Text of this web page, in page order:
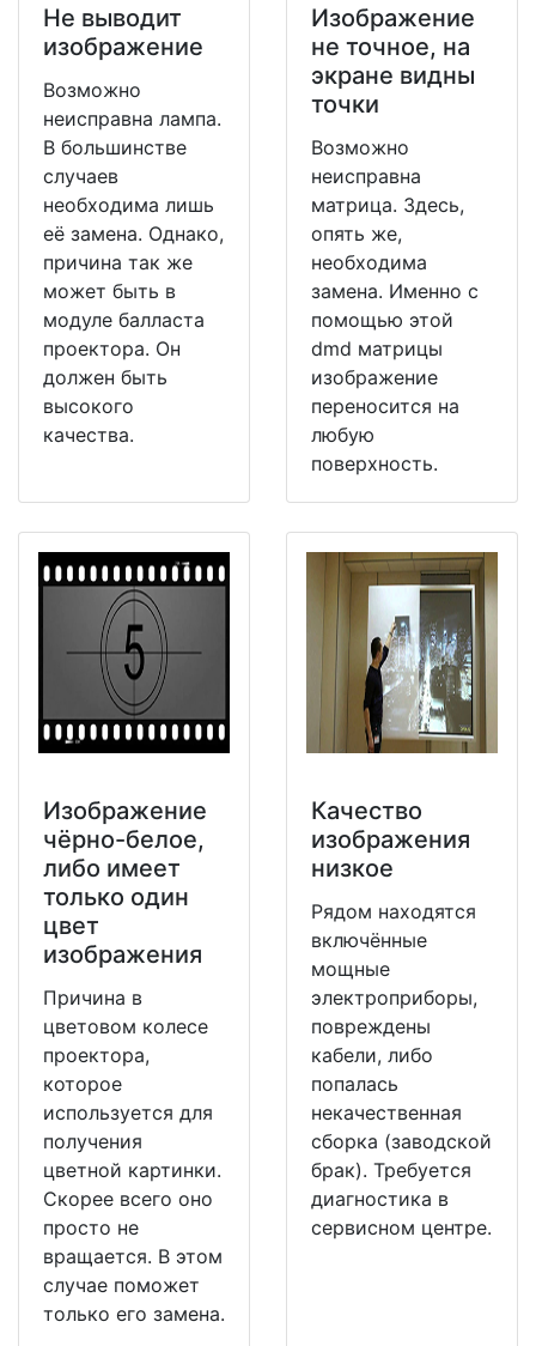
Не выводит
изображение
Возможно
неисправна лампа.
В большинстве
случаев
необходима лишь
её замена. Однако,
причина так же
может быть в
модуле балласта
проектора. Он
должен быть
высокого
качества.
Изображение
не точное, на
экране видны
точки
Возможно
неисправна
матрица. Здесь,
опять же,
необходима
замена. Именно с
помощью этой
dmd матрицы
изображение
переносится на
любую
поверхность.
Изображение
чёрно-белое,
либо имеет
только один
цвет
изображения
Причина в
цветовом колесе
проектора,
которое
используется для
получения
цветной картинки.
Скорее всего оно
просто не
вращается. В этом
случае поможет
только его замена.
Качество
изображения
низкое
Рядом находятся
включённые
мощные
электроприборы,
повреждены
кабели, либо
попалась
некачественная
сборка (заводской
брак). Требуется
диагностика в
сервисном центре.